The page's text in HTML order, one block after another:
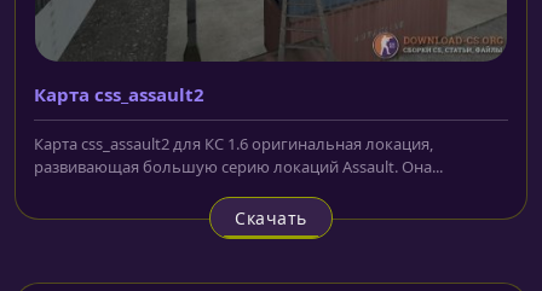
Карта css_assault2
Карта css_assault2 для КС 1.6 оригинальная локация,
развивающая большую серию локаций Assault. Она...
Скачать